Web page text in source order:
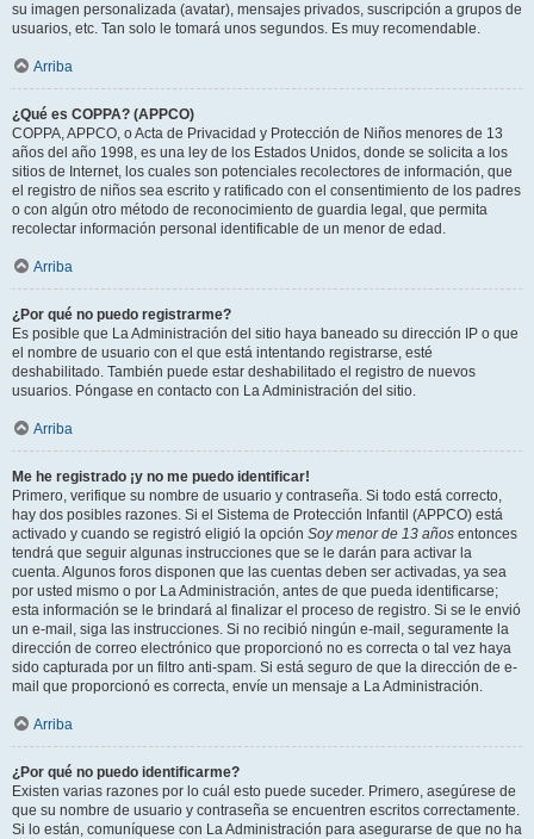
su imagen personalizada (avatar), mensajes privados, suscripción a grupos de
usuarios, etc. Tan solo le tomará unos segundos. Es muy recomendable.
Arriba
¿Qué es COPPA? (APPCO)
COPPA, APPCO, o Acta de Privacidad y Protección de Niños menores de 13
años del año 1998, es una ley de los Estados Unidos, donde se solicita a los
sitios de Internet, los cuales son potenciales recolectores de información, que
el registro de niños sea escrito y ratificado con el consentimiento de los padres
o con algún otro método de reconocimiento de guardia legal, que permita
recolectar información personal identificable de un menor de edad.
Arriba
¿Por qué no puedo registrarme?
Es posible que La Administración del sitio haya baneado su dirección IP o que
el nombre de usuario con el que está intentando registrarse, esté
deshabilitado. También puede estar deshabilitado el registro de nuevos
usuarios. Póngase en contacto con La Administración del sitio.
Arriba
Me he registrado ¡y no me puedo identificar!
Primero, verifique su nombre de usuario y contraseña. Si todo está correcto,
hay dos posibles razones. Si el Sistema de Protección Infantil (APPCO) está
activado y cuando se registró eligió la opción Soy menor de 13 años entonces
tendrá que seguir algunas instrucciones que se le darán para activar la
cuenta. Algunos foros disponen que las cuentas deben ser activadas, ya sea
por usted mismo o por La Administración, antes de que pueda identificarse;
esta información se le brindará al finalizar el proceso de registro. Si se le envió
un e-mail, siga las instrucciones. Si no recibió ningún e-mail, seguramente la
dirección de correo electrónico que proporcionó no es correcta o tal vez haya
sido capturada por un filtro anti-spam. Si está seguro de que la dirección de e-
mail que proporcionó es correcta, envíe un mensaje a La Administración.
Arriba
¿Por qué no puedo identificarme?
Existen varias razones por lo cuál esto puede suceder. Primero, asegúrese de
que su nombre de usuario y contraseña se encuentren escritos correctamente.
Si lo están, comuníquese con La Administración para asegurarse de que no ha